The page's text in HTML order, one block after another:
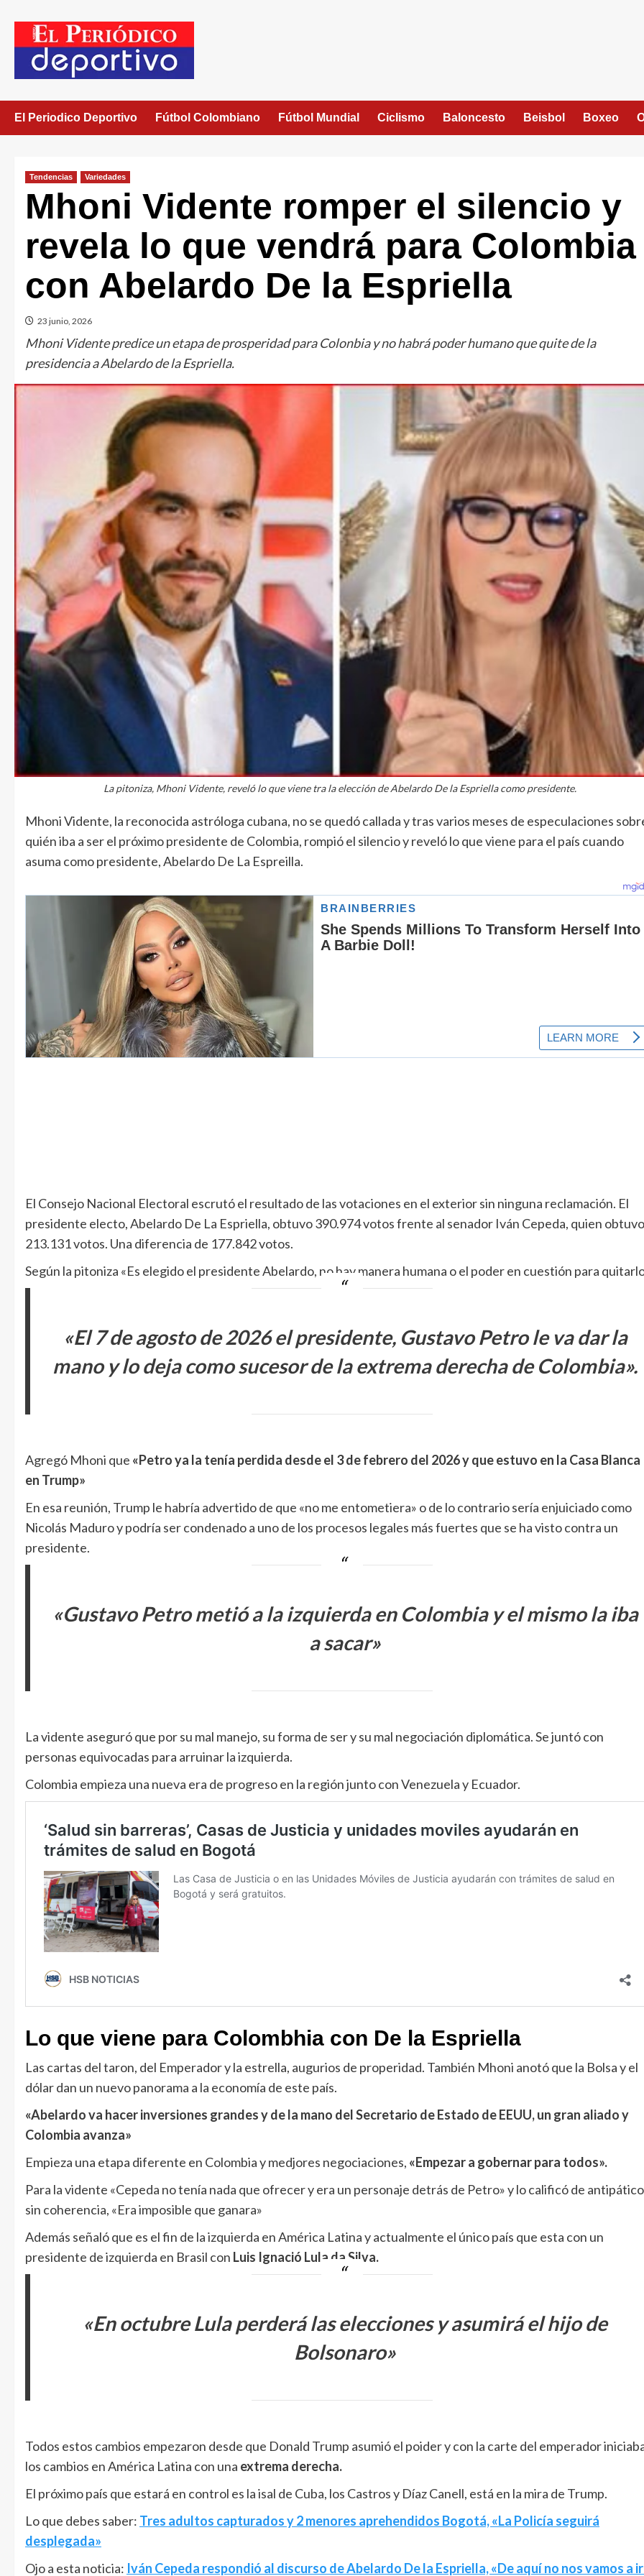
El Periodico Deportivo Fútbol Colombiano Fútbol Mundial Ciclismo Baloncesto Beisbol Boxeo
Tendencias Variedades
Mhoni Vidente romper el silencio y
revela lo que vendrá para Colombia
con Abelardo De la Espriella
23 junio, 2026
Mhoni Vidente predice un etapa de prosperidad para Colonbia y no habrá poder humano que quite de la
presidencia a Abelardo de la Espriella.
La pitoniza, Mhoni Vidente, reveló lo que viene tra la elección de Abelardo De la Espriella como presidente.
Mhoni Vidente, la reconocida astróloga cubana, no se quedó callada y tras varios meses de especulaciones
quién iba a ser el próximo presidente de Colombia, rompió el silencio y reveló lo que viene para el país cuando
asuma como presidente, Abelardo De La Espreilla.
El Consejo Nacional Electoral escrutó el resultado de las votaciones en el exterior sin ninguna reclamación. El
presidente electo, Abelardo De La Espriella, obtuvo 390.974 votos frente al senador Iván Cepeda, quien obtuvo
213.131 votos. Una diferencia de 177.842 votos.
Según la pitoniza «Es elegido el presidente Abelardo, no hay manera humana o el poder en cuestión para
«El 7 de agosto de 2026 el presidente, Gustavo Petro le va dar la
mano y lo deja como sucesor de la extrema derecha de Colombia».
Agregó Mhoni que «Petro ya la tenía perdida desde el 3 de febrero del 2026 y que estuvo en la Casa Blanca
en Trump»
En esa reunión, Trump le habría advertido de que «no me entometiera» o de lo contrario sería enjuiciado como
Nicolás Maduro y podría ser condenado a uno de los procesos legales más fuertes que se ha visto contra un
presidente.
«Gustavo Petro metió a la izquierda en Colombia y el mismo la iba
a sacar»
La vidente aseguró que por su mal manejo, su forma de ser y su mal negociación diplomática. Se juntó con
personas equivocadas para arruinar la izquierda.
Colombia empieza una nueva era de progreso en la región junto con Venezuela y Ecuador.
Lo que viene para Colombhia con De la Espriella
Las cartas del taron, del Emperador y la estrella, augurios de properidad. También Mhoni anotó que la Bolsa y el
dólar dan un nuevo panorama a la economía de este país.
«Abelardo va hacer inversiones grandes y de la mano del Secretario de Estado de EEUU, un gran aliado y
Colombia avanza»
Empieza una etapa diferente en Colombia y medjores negociaciones, «Empezar a gobernar para todos».
Para la vidente «Cepeda no tenía nada que ofrecer y era un personaje detrás de Petro» y lo calificó de
sin coherencia, «Era imposible que ganara»
Además señaló que es el fin de la izquierda en América Latina y actualmente el único país que esta con un
presidente de izquierda en Brasil con Luis Ignació Lula da Silva.
«En octubre Lula perderá las elecciones y asumirá el hijo de
Bolsonaro»
Todos estos cambios empezaron desde que Donald Trump asumió el poider y con la carte del emperador
los cambios en América Latina con una extrema derecha.
El próximo país que estará en control es la isal de Cuba, los Castros y Díaz Canell, está en la mira de Trump.
Lo que debes saber: Tres adultos capturados y 2 menores aprehendidos Bogotá, «La Policía seguirá
desplegada»
Ojo a esta noticia: Iván Cepeda respondió al discurso de Abelardo De la Espriella, «De aquí no nos vamos a